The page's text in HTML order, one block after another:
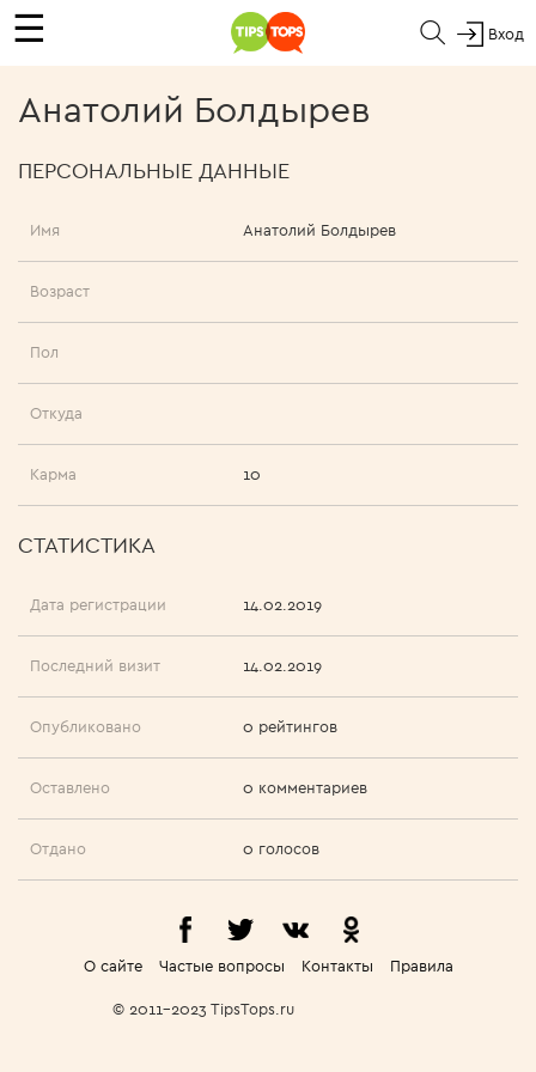
☰ Вход
Анатолий Болдырев
ПЕРСОНАЛЬНЫЕ ДАННЫЕ
Имя Анатолий Болдырев
Возраст
Пол
Откуда
Карма 10
СТАТИСТИКА
Дата регистрации 14.02.2019
Последний визит 14.02.2019
Опубликовано 0 рейтингов
Оставлено 0 комментариев
Отдано 0 голосов
О сайте Частые вопросы Контакты Правила
© 2011-2023 TipsTops.ru